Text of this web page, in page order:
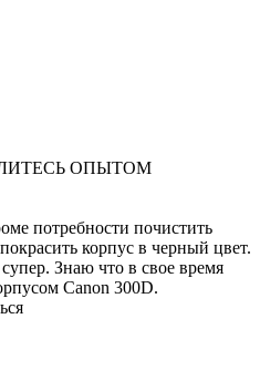
ОПЫТОМ
потребности почистить
корпус в черный цвет.
Знаю что в свое время
Canon 300D.